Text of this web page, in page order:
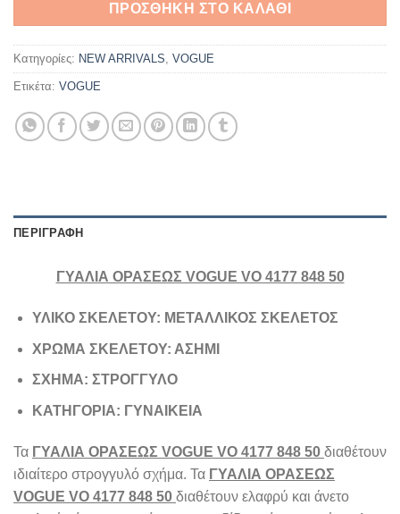
80,00€.
ΠΡΟΣΘΉΚΗ ΣΤΟ ΚΑΛΆΘΙ
Κατηγορίες: NEW ARRIVALS, VOGUE
Ετικέτα: VOGUE
ΠΕΡΙΓΡΑΦΉ
ΓΥΑΛΙΑ ΟΡΑΣΕΩΣ VOGUE VO 4177 848 50
ΥΛΙΚΟ ΣΚΕΛΕΤΟΥ: ΜΕΤΑΛΛΙΚΟΣ ΣΚΕΛΕΤΟΣ
ΧΡΩΜΑ ΣΚΕΛΕΤΟΥ: ΑΣΗΜΙ
ΣΧΗΜΑ: ΣΤΡΟΓΓΥΛΟ
ΚΑΤΗΓΟΡΙΑ: ΓΥΝΑΙΚΕΙΑ
Τα ΓΥΑΛΙΑ ΟΡΑΣΕΩΣ VOGUE VO 4177 848 50 διαθέτουν
ιδιαίτερο στρογγυλό σχήμα. Τα ΓΥΑΛΙΑ ΟΡΑΣΕΩΣ
VOGUE VO 4177 848 50 διαθέτουν ελαφρύ και άνετο